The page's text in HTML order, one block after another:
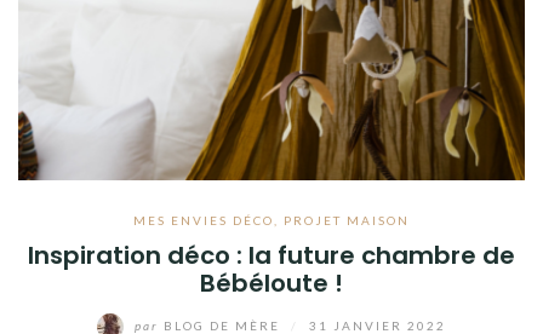
MES ENVIES DÉCO PROJET MAISON
Inspiration déco : la future chambre de
Bébéloute !
par BLOG DE MÈRE 31 JANVIER 2022